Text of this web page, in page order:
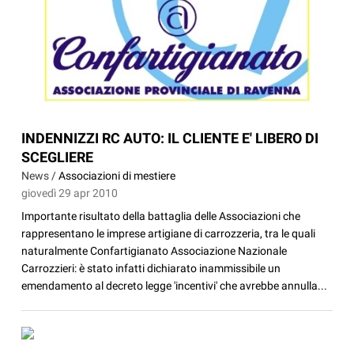
INDENNIZZI RC AUTO: IL CLIENTE E' LIBERO DI
SCEGLIERE
News /Associazioni di mestiere
giovedì 29 apr 2010
Importante risultato della battaglia delle Associazioni che
rappresentano le imprese artigiane di carrozzeria, tra le quali
naturalmente Confartigianato Associazione Nazionale
Carrozzieri: è stato infatti dichiarato inammissibile un
emendamento al decreto legge 'incentivi' che avrebbe annulla...